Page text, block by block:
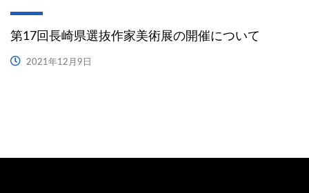
第17回長崎県選抜作家美術展の開催について
2021年12月9日